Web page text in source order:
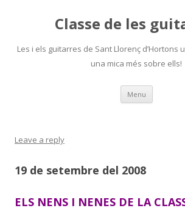
Classe de les
Les i els guitarres de Sant Llorenç d’Hortons
una mica més sobre ells!
Menu Skip
content
Leave a reply
19 de setembre del 2008
ELS NENS I NENES DE LA